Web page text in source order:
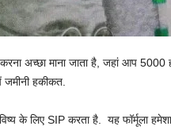
अच्छा माना जाता है, जहां आप
हकीकत.
के लिए SIP करता है. यह फॉर्मूला